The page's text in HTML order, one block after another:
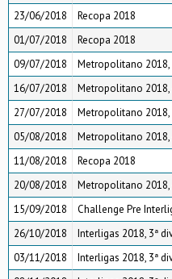
23/06/2018
Recopa 2018
01/07/2018
Recopa 2018
09/07/2018
Metropolitano 2018,
16/07/2018
Metropolitano 2018,
27/07/2018
Metropolitano 2018,
05/08/2018
Metropolitano 2018,
11/08/2018
Recopa 2018
20/08/2018
Metropolitano 2018,
15/09/2018
Challenge Pre
26/10/2018
Interligas 2018, 3ª
03/11/2018
Interligas 2018, 3ª